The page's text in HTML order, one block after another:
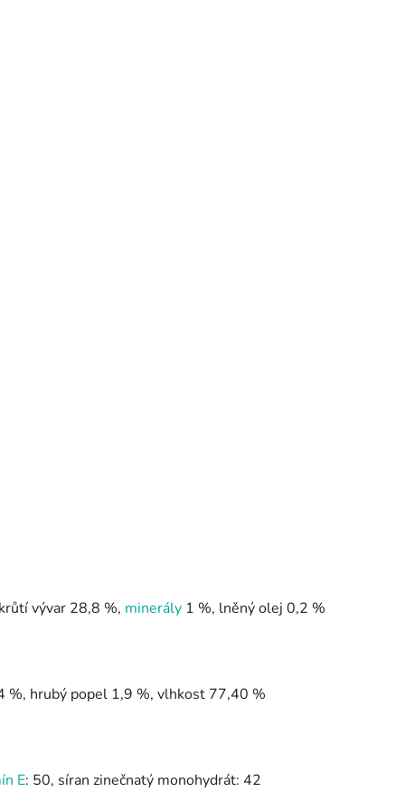
vývar 28,8 %, minerály 1 %, lněný olej 0,2 %
%, hrubý popel 1,9 %, vlhkost 77,40 %
E: 50, síran zinečnatý monohydrát: 42